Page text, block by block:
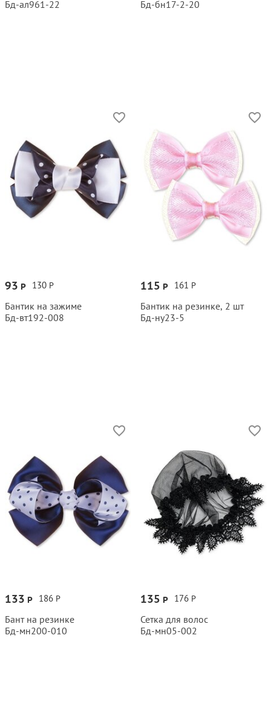
Бд‑ал961‑22 Бд‑бн17‑2‑20
130 Р
93 Р
Бантик на зажиме
Бд‑вт192‑008
161 Р
115 Р
Бантик на резинке, 2 шт
Бд‑ну23‑5
186 Р
133 Р
Бант на резинке
Бд‑мн200‑010
176 Р
135 Р
Сетка для волос
Бд‑мн05‑002